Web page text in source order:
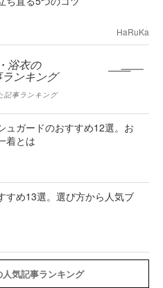
HaRuKa
浴衣の
ランキング
記事ランキング
ュガードのおすすめ12選。お
着とは
すめ13選。選び方から人気ブ
気記事ランキング